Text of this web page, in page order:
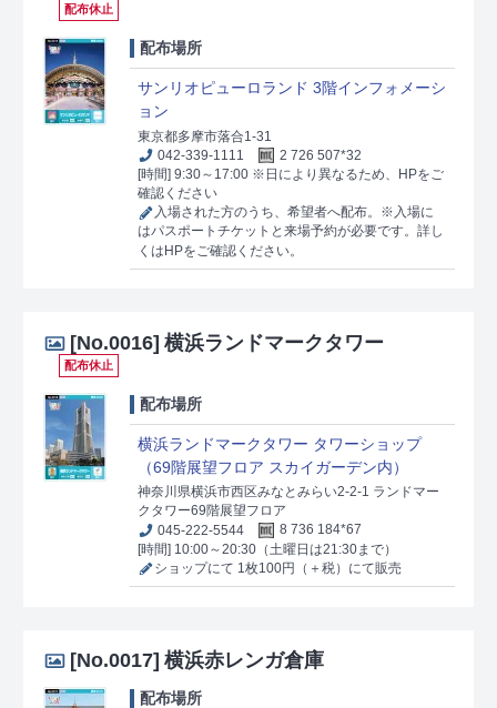
配布休止
配布場所
サンリオピューロランド 3階インフォメーシ
ョン
東京都多摩市落合1-31
042-339-1111
2 726 507*32
[時間] 9:30～17:00 ※日により異なるため、HPをご
確認ください
入場された方のうち、希望者へ配布。※入場に
はパスポートチケットと来場予約が必要です。詳し
くはHPをご確認ください。
[No.0016] 横浜ランドマークタワー
配布休止
配布場所
横浜ランドマークタワー タワーショップ
（69階展望フロア スカイガーデン内）
神奈川県横浜市西区みなとみらい2-2-1 ランドマー
クタワー69階展望フロア
045-222-5544
8 736 184*67
[時間] 10:00～20:30（土曜日は21:30まで）
ショップにて 1枚100円（＋税）にて販売
[No.0017] 横浜赤レンガ倉庫
配布場所